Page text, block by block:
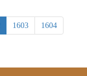
1603 1604